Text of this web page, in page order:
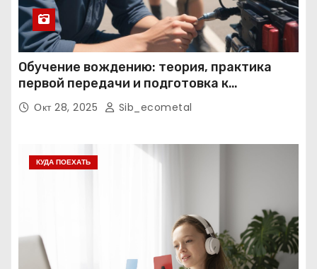
Обучение вождению: теория, практика
первой передачи и подготовка к
экзаменам
Окт 28, 2025 Sib_ecometal
КУДА ПОЕХАТЬ